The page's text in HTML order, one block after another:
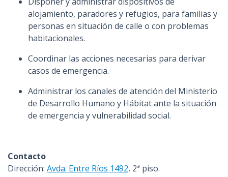
alojamiento, paradores y refugios, para familias y
personas en situación de calle o con problemas
habitacionales.
Coordinar las acciones necesarias para derivar
casos de emergencia.
Administrar los canales de atención del Ministerio
de Desarrollo Humano y Hábitat ante la situación
de emergencia y vulnerabilidad social.
Contacto
Dirección: Avda. Entre Ríos 1492, 2ª piso.